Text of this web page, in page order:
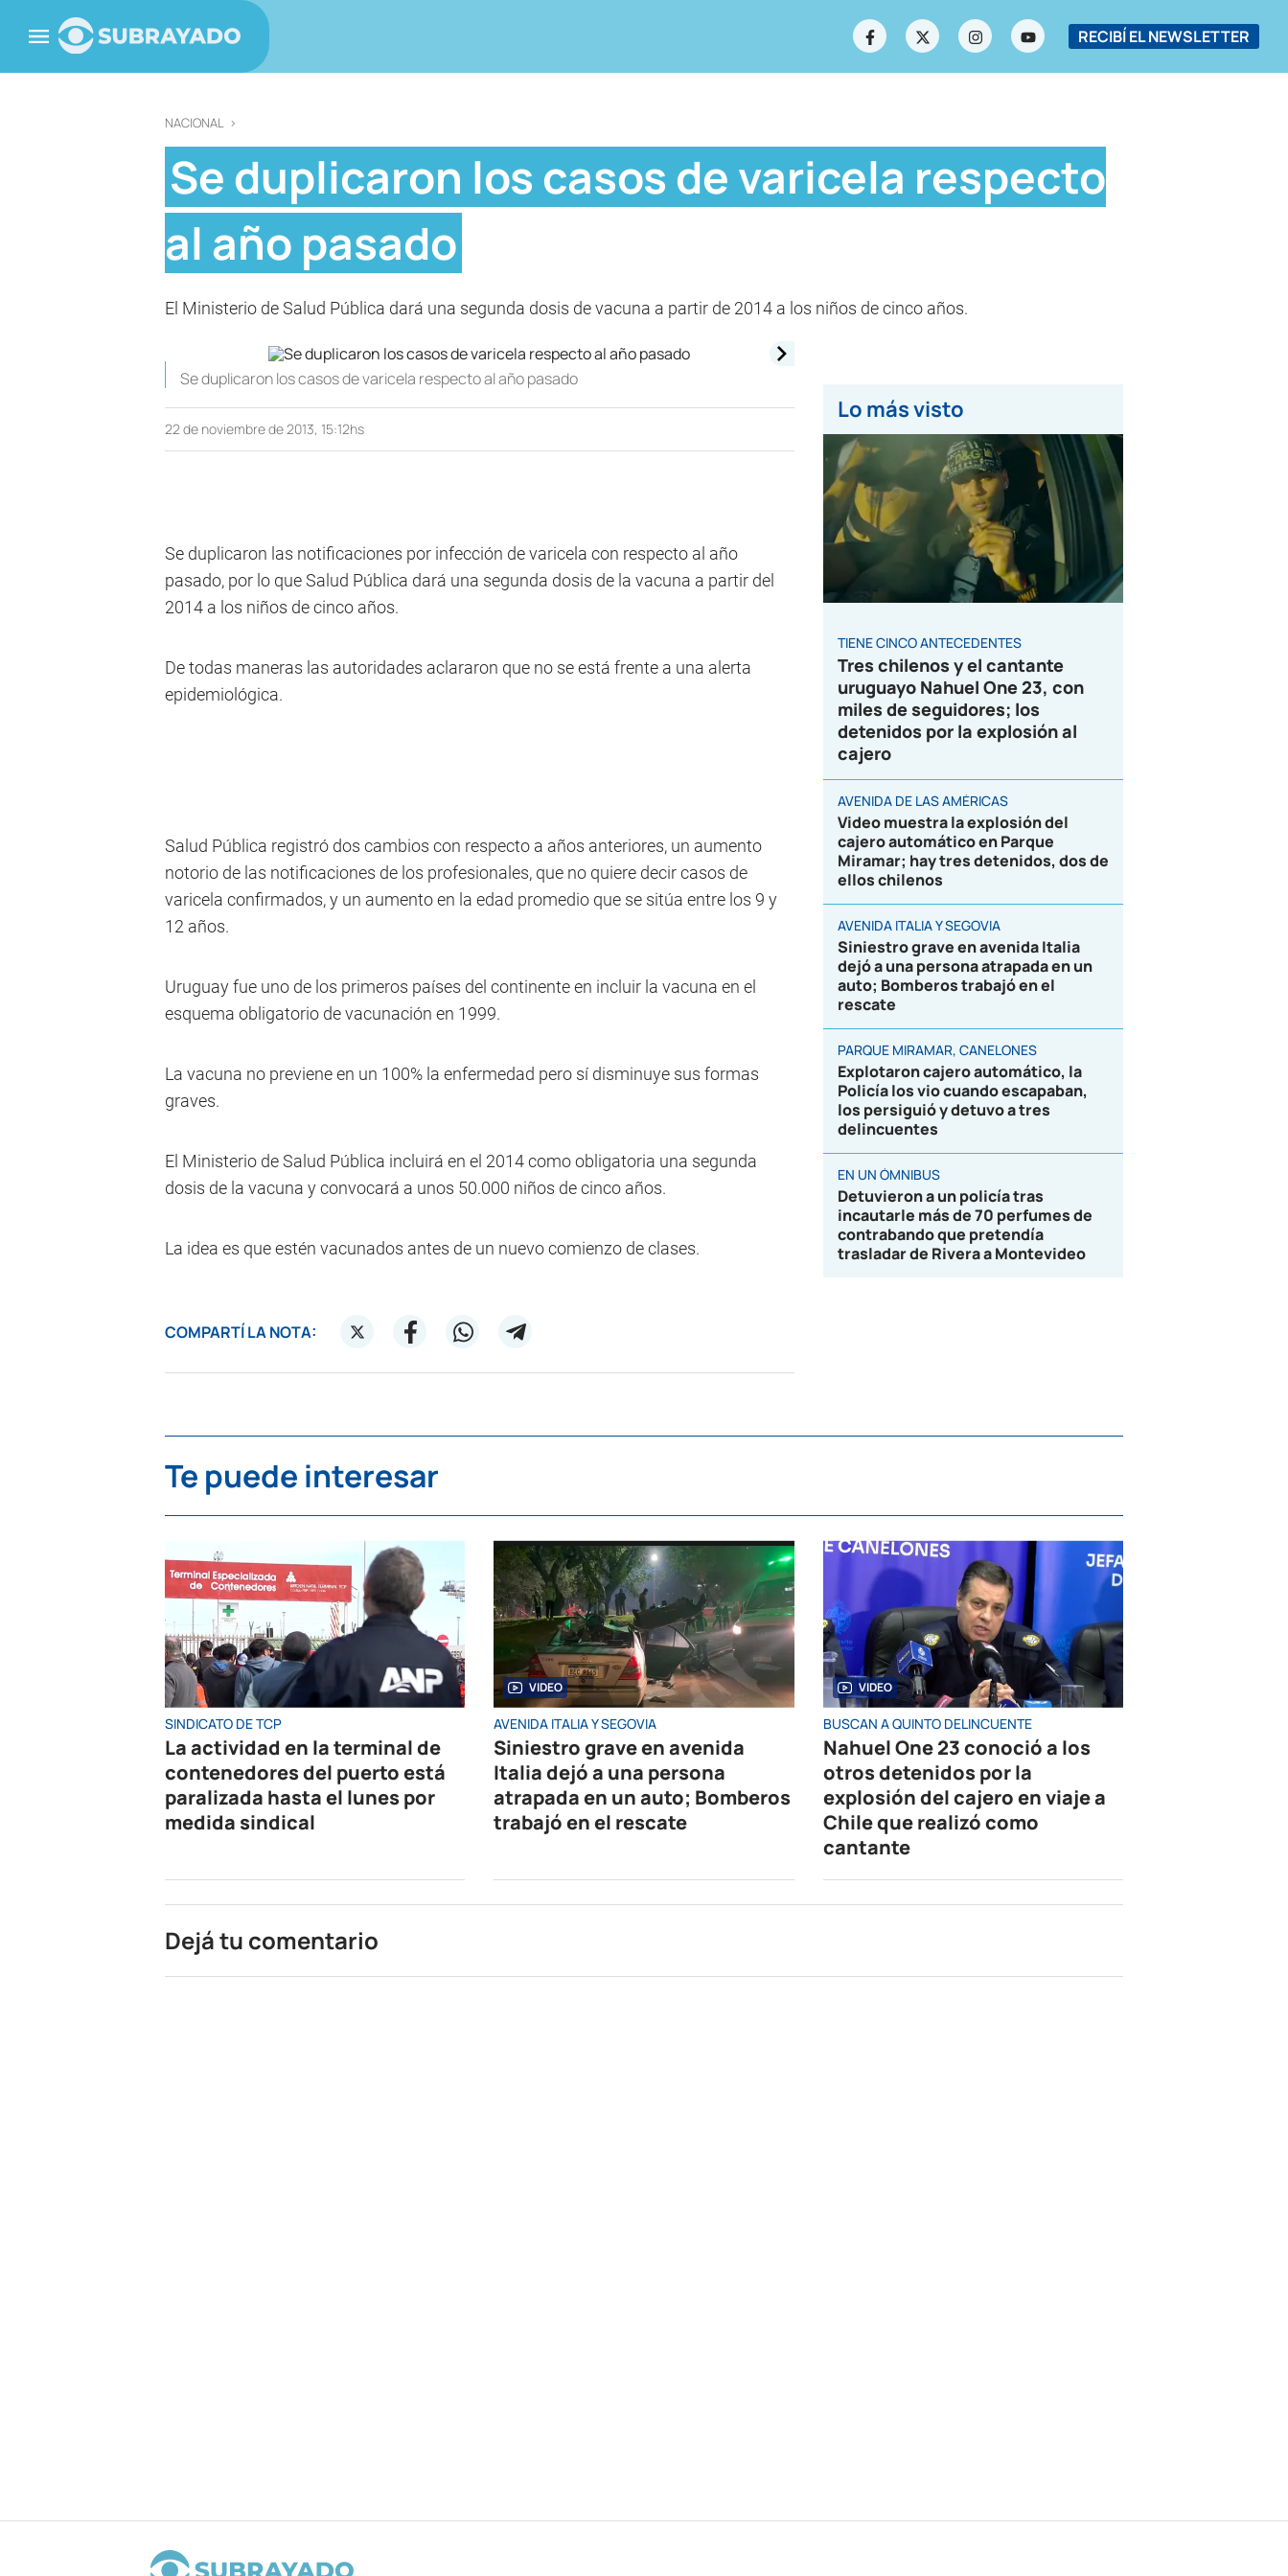
RECIBÍ EL NEWSLETTER
NACIONAL >
Se duplicaron los casos de varicela respecto
al año pasado
El Ministerio de Salud Pública dará una segunda dosis de vacuna a partir de 2014 a los niños de cinco años.
Se duplicaron los casos de varicela respecto al año pasado
22 de noviembre de 2013, 15:12hs
Se duplicaron las notificaciones por infección de varicela con respecto al año
pasado, por lo que Salud Pública dará una segunda dosis de la vacuna a partir del
2014 a los niños de cinco años.
De todas maneras las autoridades aclararon que no se está frente a una alerta
epidemiológica.
Salud Pública registró dos cambios con respecto a años anteriores, un aumento
notorio de las notificaciones de los profesionales, que no quiere decir casos de
varicela confirmados, y un aumento en la edad promedio que se sitúa entre los 9 y
12 años.
Uruguay fue uno de los primeros países del continente en incluir la vacuna en el
esquema obligatorio de vacunación en 1999.
La vacuna no previene en un 100% la enfermedad pero sí disminuye sus formas
graves.
El Ministerio de Salud Pública incluirá en el 2014 como obligatoria una segunda
dosis de la vacuna y convocará a unos 50.000 niños de cinco años.
La idea es que estén vacunados antes de un nuevo comienzo de clases.
COMPARTÍ LA NOTA:
Lo más visto
TIENE CINCO ANTECEDENTES
Tres chilenos y el cantante
uruguayo Nahuel One 23, con
miles de seguidores; los
detenidos por la explosión al
cajero
AVENIDA DE LAS AMÉRICAS
Video muestra la explosión del
cajero automático en Parque
Miramar; hay tres detenidos, dos de
ellos chilenos
AVENIDA ITALIA Y SEGOVIA
Siniestro grave en avenida Italia
dejó a una persona atrapada en un
auto; Bomberos trabajó en el
rescate
PARQUE MIRAMAR, CANELONES
Explotaron cajero automático, la
Policía los vio cuando escapaban,
los persiguió y detuvo a tres
delincuentes
EN UN ÓMNIBUS
Detuvieron a un policía tras
incautarle más de 70 perfumes de
contrabando que pretendía
trasladar de Rivera a Montevideo
Te puede interesar
SINDICATO DE TCP
La actividad en la terminal de
contenedores del puerto está
paralizada hasta el lunes por
medida sindical
VIDEO
AVENIDA ITALIA Y SEGOVIA
Siniestro grave en avenida
Italia dejó a una persona
atrapada en un auto; Bomberos
trabajó en el rescate
VIDEO
BUSCAN A QUINTO DELINCUENTE
Nahuel One 23 conoció a los
otros detenidos por la
explosión del cajero en viaje a
Chile que realizó como
cantante
Dejá tu comentario